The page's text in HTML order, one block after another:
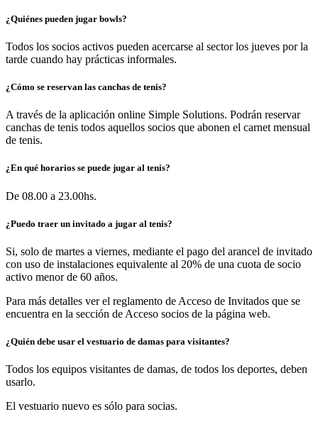
¿Quiénes pueden jugar bowls?
Todos los socios activos pueden acercarse al sector los jueves por la
tarde cuando hay prácticas informales.
¿Cómo se reservan las canchas de tenis?
A través de la aplicación online Simple Solutions. Podrán reservar
canchas de tenis todos aquellos socios que abonen el carnet mensual
de tenis.
¿En qué horarios se puede jugar al tenis?
De 08.00 a 23.00hs.
¿Puedo traer un invitado a jugar al tenis?
Si, solo de martes a viernes, mediante el pago del arancel de invitado
con uso de instalaciones equivalente al 20% de una cuota de socio
activo menor de 60 años.
Para más detalles ver el reglamento de Acceso de Invitados que se
encuentra en la sección de Acceso socios de la página web.
¿Quién debe usar el vestuario de damas para visitantes?
Todos los equipos visitantes de damas, de todos los deportes, deben
usarlo.
El vestuario nuevo es sólo para socias.